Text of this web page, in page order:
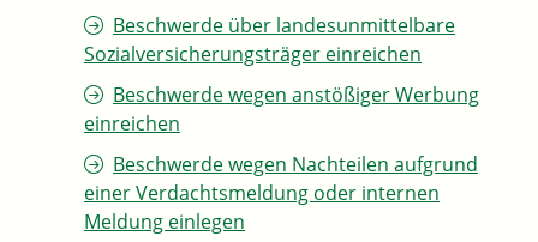
Beschwerde über landesunmittelbare
Sozialversicherungsträger einreichen
Beschwerde wegen anstößiger Werbung
einreichen
Beschwerde wegen Nachteilen aufgrund
einer Verdachtsmeldung oder internen
Meldung einlegen